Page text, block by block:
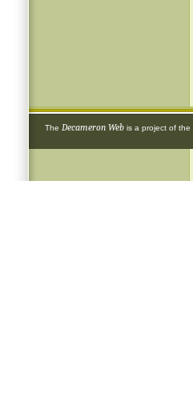
The Decameron Web is a project of the